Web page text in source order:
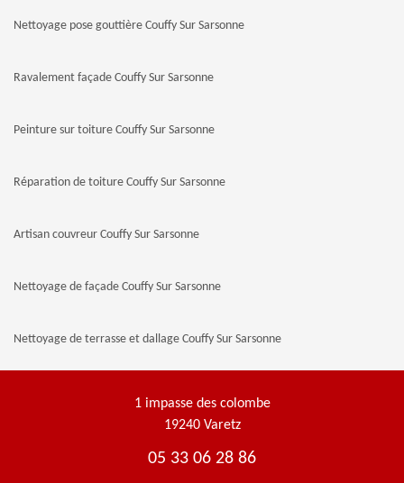
Nettoyage pose gouttière Couffy Sur Sarsonne
Ravalement façade Couffy Sur Sarsonne
Peinture sur toiture Couffy Sur Sarsonne
Réparation de toiture Couffy Sur Sarsonne
Artisan couvreur Couffy Sur Sarsonne
Nettoyage de façade Couffy Sur Sarsonne
Nettoyage de terrasse et dallage Couffy Sur Sarsonne
1 impasse des colombe
19240 Varetz
05 33 06 28 86